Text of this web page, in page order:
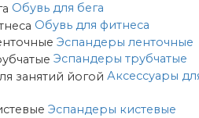
Обувь для бега
Обувь для фитнеса
Эспандеры ленточные
Эспандеры трубчатые
Аксессуары
Эспандеры кистевые